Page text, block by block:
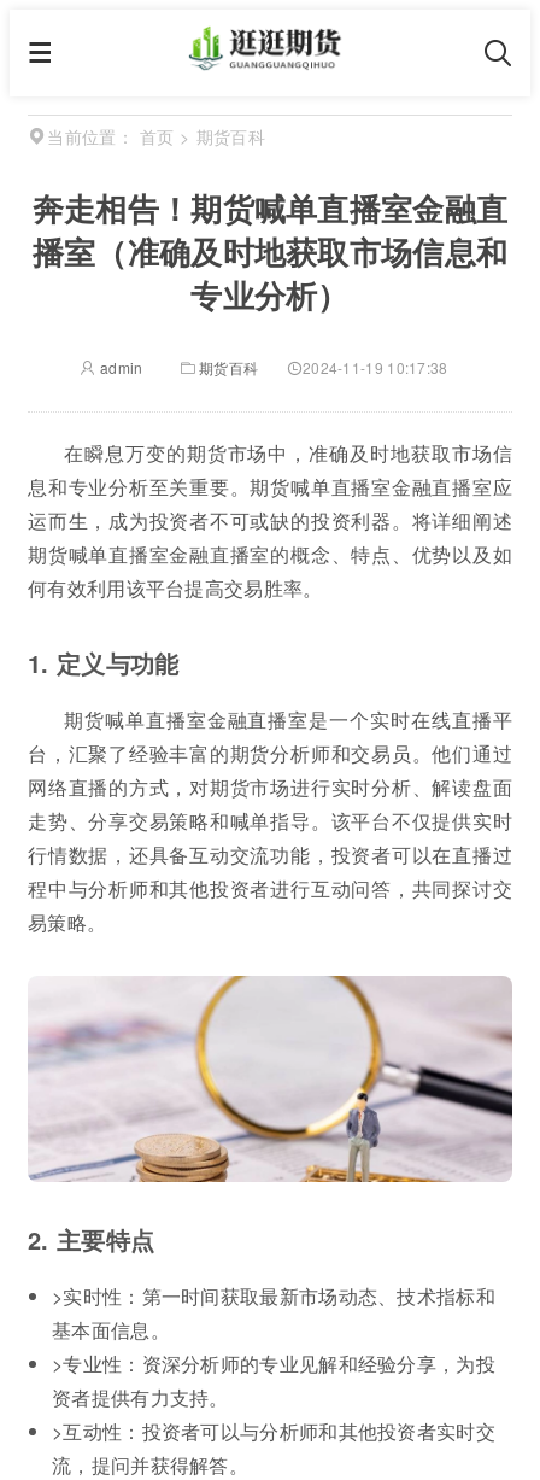
当前位置： 首页 > 期货百科
奔走相告！期货喊单直播室金融直
播室（准确及时地获取市场信息和
专业分析）
admin 期货百科 2024-11-19 10:17:38
在瞬息万变的期货市场中，准确及时地获取市场信
息和专业分析至关重要。期货喊单直播室金融直播室应
运而生，成为投资者不可或缺的投资利器。将详细阐述
期货喊单直播室金融直播室的概念、特点、优势以及如
何有效利用该平台提高交易胜率。
1. 定义与功能
期货喊单直播室金融直播室是一个实时在线直播平
台，汇聚了经验丰富的期货分析师和交易员。他们通过
网络直播的方式，对期货市场进行实时分析、解读盘面
走势、分享交易策略和喊单指导。该平台不仅提供实时
行情数据，还具备互动交流功能，投资者可以在直播过
程中与分析师和其他投资者进行互动问答，共同探讨交
易策略。
2. 主要特点
>实时性：第一时间获取最新市场动态、技术指标和
基本面信息。
>专业性：资深分析师的专业见解和经验分享，为投
资者提供有力支持。
>互动性：投资者可以与分析师和其他投资者实时交
流，提问并获得解答。